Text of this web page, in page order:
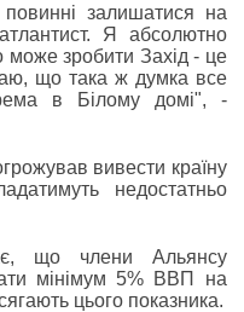
залишатися на
Я абсолютно
зробити Захід - це
що така ж думка все
в Білому домі", -
вивести країну
недостатньо
що члени Альянсу
мінімум 5% ВВП на
цього показника.